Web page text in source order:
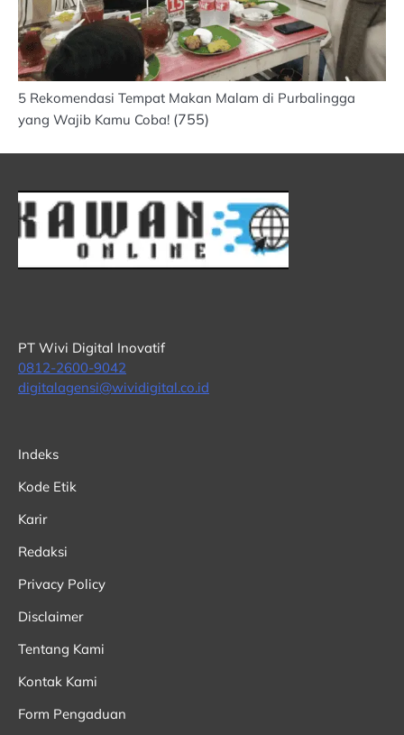
5 Rekomendasi Tempat Makan Malam di Purbalingga
yang Wajib Kamu Coba! (755)
PT Wivi Digital Inovatif
0812-2600-9042
digitalagensi@wividigital.co.id
Indeks
Kode Etik
Karir
Redaksi
Privacy Policy
Disclaimer
Tentang Kami
Kontak Kami
Form Pengaduan